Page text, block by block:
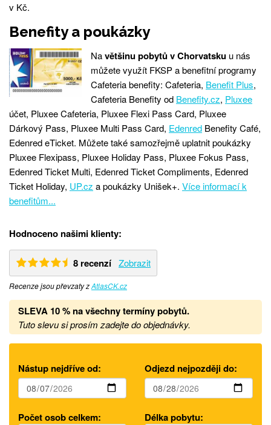
v Kč.
Benefity a poukázky
Navětšinu pobytů v Chorvatsku u nás
můžete využít FKSP a benefitní programy
Cafeteria benefity: Cafeteria, Benefit Plus,
Cafeteria Benefity od Benefity.cz, Pluxee
účet, Pluxee Cafeteria, Pluxee Flexi Pass Card, Pluxee
Dárkový Pass, Pluxee Multi Pass Card, Edenred Benefity Café,
Edenred eTicket. Můžete také samozřejmě uplatnit poukázky
Pluxee Flexipass, Pluxee Holiday Pass, Pluxee Fokus Pass,
Edenred Ticket Multi, Edenred Ticket Compliments, Edenred
Ticket Holiday, UP.cz a poukázky Unišek+. Více informací k
benefitům...
Hodnoceno našimi klienty:
8 recenzí Zobrazit
Recenze jsou převzaty zAtlasCK.cz
SLEVA 10 % na všechny termíny pobytů.
Tuto slevu si prosím zadejte do objednávky.
Nástup nejdříve od: Odjezd nejpozději do:
Počet osob celkem: Délka pobytu: